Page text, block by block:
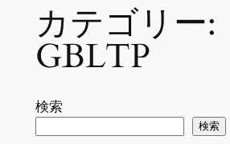
カテゴリー:
GBLTP
検索
検索